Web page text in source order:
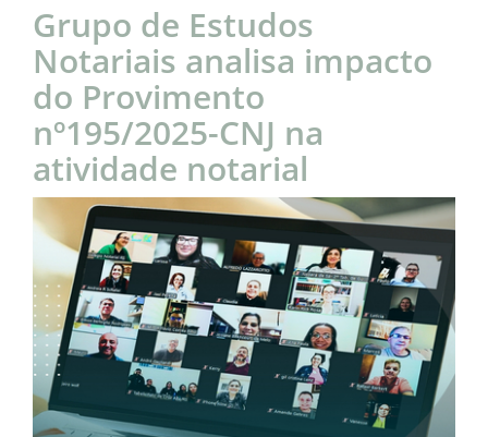
Grupo de Estudos
Notariais analisa impacto
do Provimento
nº195/2025-CNJ na
atividade notarial